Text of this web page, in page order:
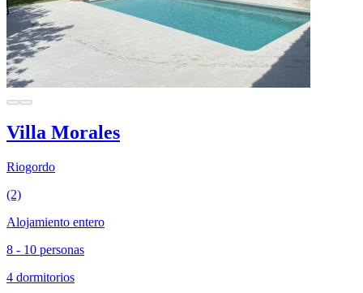
Villa Morales
Riogordo
(2)
Alojamiento entero
8 - 10 personas
4 dormitorios